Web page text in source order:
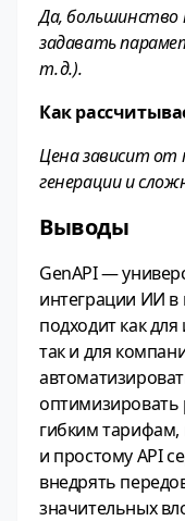
Да, большинство
задавать
т. д.).
Как
Цена зависит от
генерации и
Выводы
GenAPI —
интеграции ИИ
подходит как
так и для
оптимизировать
гибким
и простому API
внедрять
значительных